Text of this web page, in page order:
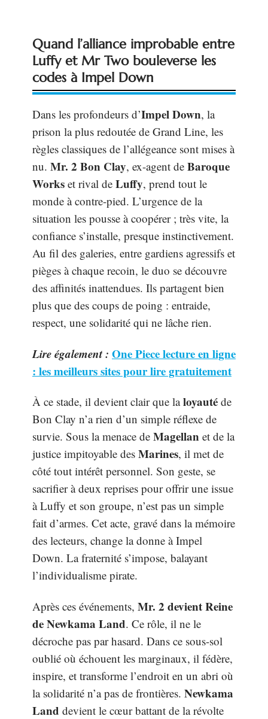
Quand l’alliance improbable entre
Luffy et Mr Two bouleverse les
codes à Impel Down
Dans les profondeurs d’Impel Down, la
prison la plus redoutée de Grand Line, les
règles classiques de l’allégeance sont mises à
nu. Mr. 2 Bon Clay, ex-agent de Baroque
Works et rival de Luffy, prend tout le
monde à contre-pied. L’urgence de la
situation les pousse à coopérer ; très vite, la
confiance s’installe, presque instinctivement.
Au fil des galeries, entre gardiens agressifs et
pièges à chaque recoin, le duo se découvre
des affinités inattendues. Ils partagent bien
plus que des coups de poing : entraide,
respect, une solidarité qui ne lâche rien.
Lire également : One Piece lecture en ligne
: les meilleurs sites pour lire gratuitement
À ce stade, il devient clair que laloyauté de
Bon Clay n’a rien d’un simple réflexe de
survie. Sous la menace de Magellan et de la
justice impitoyable des Marines, il met de
côté tout intérêt personnel. Son geste, se
sacrifier à deux reprises pour offrir une issue
à Luffy et son groupe, n’est pas un simple
fait d’armes. Cet acte, gravé dans la mémoire
des lecteurs, change la donne à Impel
Down. La fraternité s’impose, balayant
l’individualisme pirate.
Après ces événements, Mr. 2 devient Reine
de Newkama Land. Ce rôle, il ne le
décroche pas par hasard. Dans ce sous-sol
oublié où échouent les marginaux, il fédère,
inspire, et transforme l’endroit en un abri où
la solidarité n’a pas de frontières. Newkama
Land devient le cœur battant de la révolte